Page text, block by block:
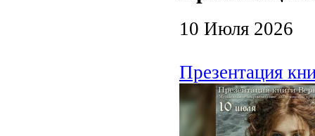
10 Июля 2026
Презентация